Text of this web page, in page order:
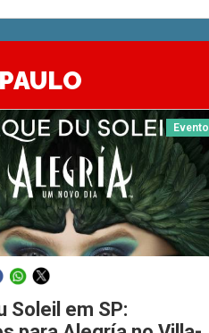
Evento
Soleil em SP: